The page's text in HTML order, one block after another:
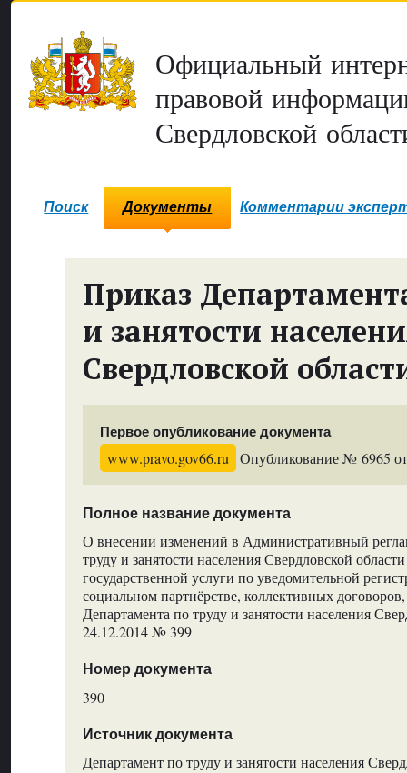
Официальный
правовой
Свердловской
Поиск Документы Комментарии
Приказ
и занятости
Свердловской
Первое опубликование документа
www.pravo.gov66.ru Опубликование № 6965
Полное название документа
О внесении изменений в Административный
труду и занятости населения Свердловской
государственной услуги по уведомительной
социальном партнёрстве, коллективных
Департамента по труду и занятости населения
24.12.2014 № 399
Номер документа
390
Источник документа
Департамент по труду и занятости населения